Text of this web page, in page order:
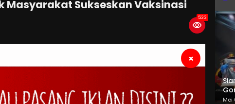
Masyarakat Sukseskan Vaksinasi
533
×
Mei